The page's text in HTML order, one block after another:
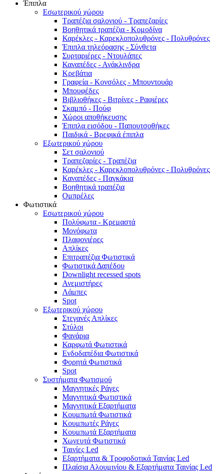
Έπιπλα
Εσωτερικού χώρου
Τραπέζια σαλονιού - Τραπεζαρίες
Βοηθητικά τραπέζια - Κομοδίνα
Καρέκλες - Καρεκλοπολυθρόνες - Πολυθρόνες
Έπιπλα τηλεόρασης - Σύνθετα
Συρταριέρες - Ντουλάπες
Καναπέδες - Ανάκλινδρα
Κρεβάτια
Γραφεία - Κονσόλες - Μπουντουάρ
Μπουφέδες
Βιβλιοθήκες - Βιτρίνες - Ραφιέρες
Σκαμπό - Πούφ
Χώροι αποθήκευσης
Έπιπλα εισόδου - Παπουτσοθήκες
Παιδικά - Βρεφικά έπιπλα
Εξωτερικού χώρου
Σετ σαλονιού
Τραπεζαρίες - Τραπέζια
Καρέκλες - Καρεκλοπολυθρόνες - Πολυθρόνες
Καναπέδες - Παγκάκια
Βοηθητικά τραπέζια
Ομπρέλες
Φωτιστικά
Εσωτερικού χώρου
Πολύφωτα - Κρεμαστά
Μονόφωτα
Πλαφονιέρες
Απλίκες
Επιτραπέζια Φωτιστικά
Φωτιστικά Δαπέδου
Downlight recessed spots
Ανεμιστήρες
Λάμπες
Spot
Εξωτερικού χώρου
Στεγανές Απλίκες
Στύλοι
Φανάρια
Καρφωτά Φωτιστικά
Ενδοδαπέδια Φωτιστικά
Φορητά Φωτιστικά
Spot
Συστήματα Φωτισμού
Μαγνητικές Ράγες
Μαγνητικά Φωτιστικά
Μαγνητικά Εξαρτήματα
Κουμπωτά Φωτιστικά
Κουμπωτές Ράγες
Κουμπωτά Εξαρτήματα
Χωνευτά Φωτιστικά
Ταινίες Led
Εξαρτήματα & Τροφοδοτικά Ταινίας Led
Πλαίσια Αλουμινίου & Εξαρτήματα Ταινίας Led